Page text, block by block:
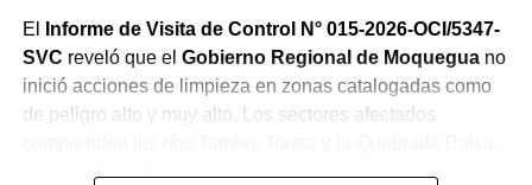
El
Informe de Visita de Control N° 015-2026-OCI/5347-
SVC reveló que el Gobierno Regional de Moqueguano
inició acciones de limpieza en zonas catalogadas como
de peligro alto y muy alto. Los sectores afectados